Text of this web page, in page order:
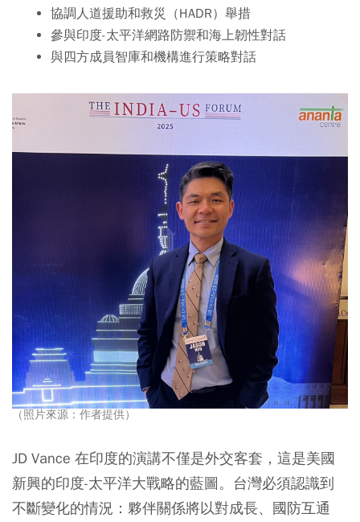
協調人道援助和救災（HADR）舉措
參與印度-太平洋網路防禦和海上韌性對話
與四方成員智庫和機構進行策略對話
（照片來源：作者提供）
JD Vance 在印度的演講不僅是外交客套，這是美國
新興的印度-太平洋大戰略的藍圖。台灣必須認識到
不斷變化的情況：夥伴關係將以對成長、國防互通